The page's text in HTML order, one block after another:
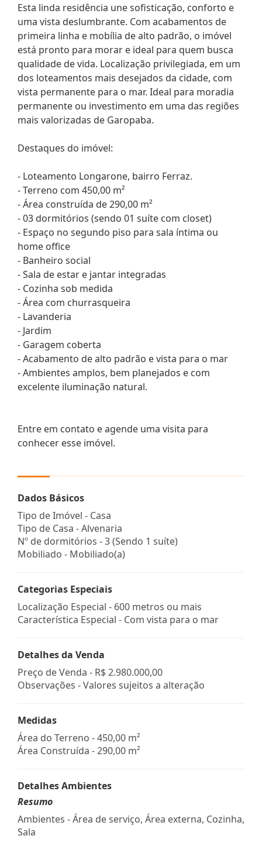
Esta linda residência une sofisticação, conforto e
uma vista deslumbrante. Com acabamentos de
primeira linha e mobília de alto padrão, o imóvel
está pronto para morar e ideal para quem busca
qualidade de vida. Localização privilegiada, em um
dos loteamentos mais desejados da cidade, com
vista permanente para o mar. Ideal para moradia
permanente ou investimento em uma das regiões
mais valorizadas de Garopaba.
Destaques do imóvel:
- Loteamento Longarone, bairro Ferraz.
- Terreno com 450,00 m²
- Área construída de 290,00 m²
- 03 dormitórios (sendo 01 suíte com closet)
- Espaço no segundo piso para sala íntima ou
home office
- Banheiro social
- Sala de estar e jantar integradas
- Cozinha sob medida
- Área com churrasqueira
- Lavanderia
- Jardim
- Garagem coberta
- Acabamento de alto padrão e vista para o mar
- Ambientes amplos, bem planejados e com
excelente iluminação natural.
Entre em contato e agende uma visita para
conhecer esse imóvel.
Dados Básicos
Tipo de Imóvel - Casa
Tipo de Casa - Alvenaria
Nº de dormitórios - 3 (Sendo 1 suíte)
Mobiliado - Mobiliado(a)
Categorias Especiais
Localização Especial - 600 metros ou mais
Característica Especial - Com vista para o mar
Detalhes da Venda
Preço de Venda - R$ 2.980.000,00
Observações - Valores sujeitos a alteração
Medidas
Área do Terreno - 450,00 m²
Área Construída - 290,00 m²
Detalhes Ambientes
Resumo
Ambientes - Área de serviço, Área externa, Cozinha,
Sala